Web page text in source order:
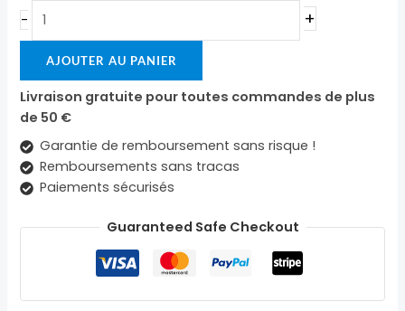
-
+
AJOUTER AU PANIER
Livraison gratuite pour toutes commandes de plus
de 50 €
Garantie de remboursement sans risque !
Remboursements sans tracas
Paiements sécurisés
Guaranteed Safe Checkout